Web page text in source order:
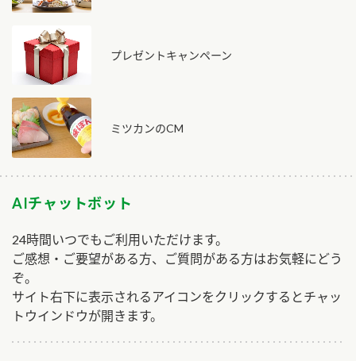
プレゼントキャンペーン
ミツカンのCM
AIチャットボット
24時間いつでもご利用いただけます。
ご感想・ご要望がある方、ご質問がある方はお気軽にどう
ぞ。
サイト右下に表示されるアイコンをクリックするとチャッ
トウインドウが開きます。